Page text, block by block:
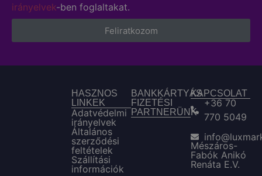
irányelvek-ben foglaltakat.
Feliratkozom
HASZNOS
LINKEK
Adatvédelmi
irányelvek
Általános
szerződési
feltételek
Szállítási
információk
BANKKÁRTYÁS
FIZETÉSI
PARTNERÜNK
KAPCSOLAT
+36 70
770 5049
Mészáros-
Fabók Anikó
Renáta E.V.